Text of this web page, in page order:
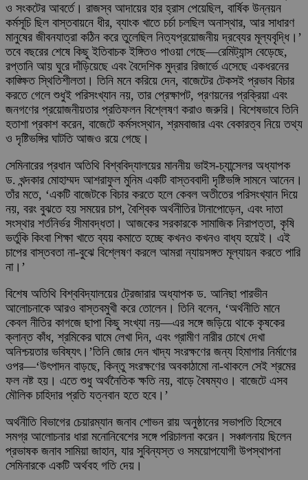
ও সংকটের আবর্তে। রাজস্ব আদায়ের হার হ্রাস পেয়েছিল, বার্ষিক উন্নয়ন
কর্মসূচি ছিল বাস্তবায়নে ধীর, ব্যাংক খাতে চর্চা চলছিল অনাস্থার, আর সাধারণ
মানুষের জীবনযাত্রা কঠিন করে তুলেছিল নিত্যপ্রয়োজনীয় দ্রব্যের মূল্যবৃদ্ধি।’
তবে বছরের শেষে কিছু ইতিবাচক ইঙ্গিতও পাওয়া গেছে—রেমিট্যান্স বেড়েছে,
রপ্তানি আয় ঘুরে দাঁড়িয়েছে এবং বৈদেশিক মুদ্রার রিজার্ভে এসেছে একধরনের
কাঙ্ক্ষিত স্থিতিশীলতা। তিনি মনে করিয়ে দেন, বাজেটের টেকসই প্রভাব বিচার
করতে গেলে শুধুই পরিসংখ্যান নয়, তার প্রেক্ষাপট, প্রণয়নের প্রক্রিয়া এবং
জনগণের প্রয়োজনীয়তার প্রতিফলন বিশ্লেষণ করাও জরুরি। বিশেষভাবে তিনি
হতাশা প্রকাশ করেন, বাজেটে কর্মসংস্থান, শ্রমবাজার এবং বেকারত্ব নিয়ে তথ্য
ও দৃষ্টিভঙ্গির ঘাটতি আজও রয়ে গেছে।
সেমিনারের প্রধান অতিথি বিশ্ববিদ্যালয়ের মাননীয় ভাইস-চ্যান্সেলর অধ্যাপক
ড. খন্দকার মোহাম্মদ আশরাফুল মুনিম একটি বাস্তববাদী দৃষ্টিভঙ্গি সামনে আনেন।
তাঁর মতে, ‘একটি বাজেটকে বিচার করতে হলে কেবল অতীতের পরিসংখ্যান দিয়ে
নয়, বরং বুঝতে হয় সময়ের চাপ, বৈশ্বিক অর্থনীতির টানাপোড়েন, এবং দাতা
সংস্থার শর্তনির্ভর সীমাবদ্ধতা। আজকের সরকারকে সামাজিক নিরাপত্তা, কৃষি
ভর্তুকি কিংবা শিক্ষা খাতে ব্যয় কমাতে হচ্ছে কখনও কখনও বাধ্য হয়েই। এই
চাপের বাস্তবতা না-বুঝে বিশ্লেষণ করলে আমরা ন্যায়সঙ্গত মূল্যায়ন করতে পারি
না।’
বিশেষ অতিথি বিশ্ববিদ্যালয়ের ট্রেজারার অধ্যাপক ড. আনিছা পারভীন
আলোচনাকে আরও বাস্তবমুখী করে তোলেন। তিনি বলেন, ‘অর্থনীতি মানে
কেবল নীতির কাগজে ছাপা কিছু সংখ্যা নয়—এর সঙ্গে জড়িয়ে থাকে কৃষকের
ক্লান্ত কাঁধ, শ্রমিকের ঘামে লেখা দিন, এবং গ্রামীণ নারীর চোখে দেখা
অনিশ্চয়তার ভবিষ্যৎ।’তিনি জোর দেন খাদ্য সংরক্ষণের জন্য হিমাগার নির্মাণের
ওপর—‘উৎপাদন বাড়ছে, কিন্তু সংরক্ষণের অবকাঠামো না-থাকলে সেই শ্রমের
ফল নষ্ট হয়। এতে শুধু অর্থনৈতিক ক্ষতি নয়, বাড়ে বৈষম্যও। বাজেটে এসব
মৌলিক চাহিদার প্রতি যত্নবান হতে হবে।’
অর্থনীতি বিভাগের চেয়ারম্যান জনাব শোভন রায় অনুষ্ঠানের সভাপতি হিসেবে
সমগ্র আলোচনার ধারা মনোনিবেশের সঙ্গে পরিচালনা করেন। সঞ্চালনায় ছিলেন
প্রভাষক জনাব সামিয়া জাহান, যার সুবিন্যস্ত ও সময়োপযোগী উপস্থাপনা
সেমিনারকে একটি অর্থবহ গতি দেয়।